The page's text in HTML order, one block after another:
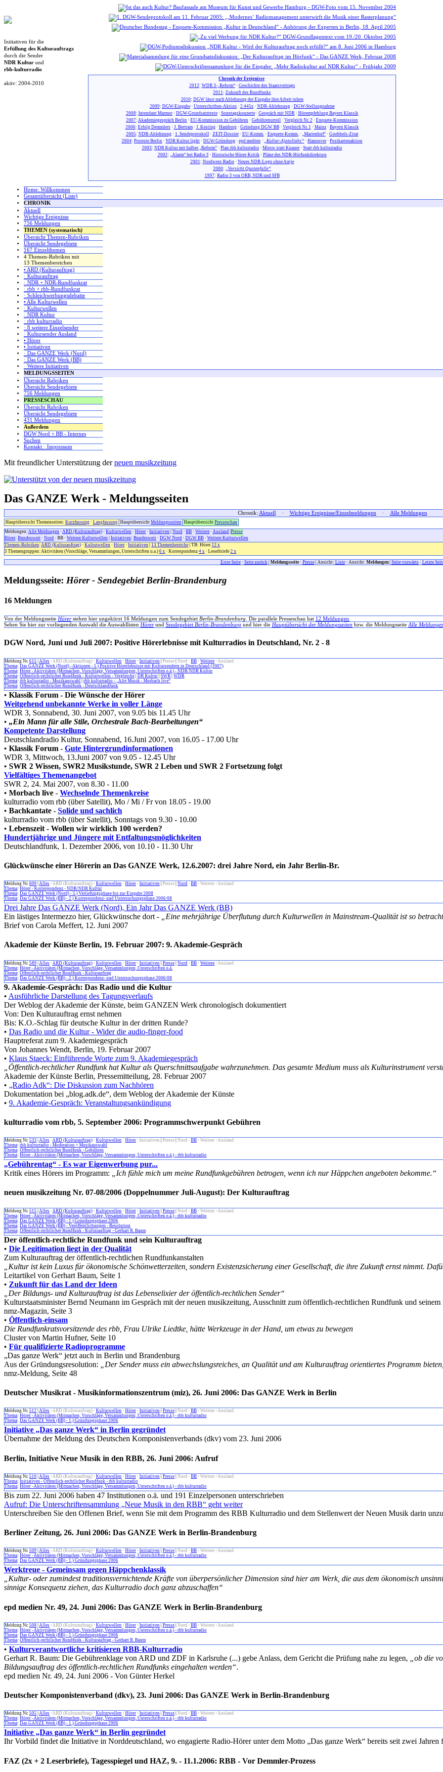
Initiativen für die
Erfüllung des Kulturauftrags
durch die Sender
NDR Kultur und
rbb-kulturradio
aktiv: 2004-2010
Chronik der Ereignisse
2012: WDR 3-„Reform“· Geschichte des Staatsvertrags
2011: Zukunft des Rundfunks
2010: DGW lässt nach Ablehnung der Eingabe ihre Arbeit ruhen
2009: DGW-Eingabe· Unterschriften-Aktion· 2.445x· NDR-Ablehnung· DGW-Stellungnahme
2008: Intendant Marmor· DGW-Grundsatztexte· Sonntagskonzerte· Gespräch mit NDR· Hörempfehlung Bayern Klassik
2007: Akademiegespräch Berlin · EU-Kommission zu Gebühren · Gebührenurteil · Vergleich Nr. 2 · Enquete-Kommission
2006: Erfolg Demmlers· J. Bertram· J. Kesting· Hamburg· Gründung DGW BB· Vergleich Nr. 1 · Mainz· Bayern Klassik
2005: NDR-Ablehnung· 1. Sendeprotokoll· ZEIT-Dossier· EU-Komm.· Enquete-Komm.· „Marienhof“· Goebbels-Zitat
2004: Proteste Berlin · NDR Kultur light · DGW-Gründung · epd medien · „Kultur-Ajatollahs“ · Hannover · Postkartenaktion
2003: NDR Kultur mit halber „Reform“ · Plan rbb kulturradio · Mirow statt Knauer · Start rbb kulturradio
2002: „Alarm“ bei Radio 3 · Historische Hörer-Kritik· Pläne des NDR-Hörfunkdirektors
2001: Nordwest-Radio· Neues NDR-Logo ohne Antje
2000: „Vorsicht Quotenfalle“
1997: Radio 3 von ORB, NDR und SFB
Home: Willkommen
Gesamtübersicht (Liste)
CHRONIK
Aktuell
Wichtige Ereignisse
756 Meldungen
THEMEN (systematisch)
Übersicht Themen-Rubriken
Übersicht Sendegebiete
167 Einzelthemen
4 Themen-Rubriken mit
13 Themenbereichen
• ARD (Kulturauftrag)
· Kulturauftrag
· NDR + NDR-Rundfunkrat
· rbb + rbb-Rundfunkrat
· Schleichwerbungsdebatte
• Alle Kulturwellen
· Kulturwellen
· NDR Kultur
· rbb kulturradio
· 8 weitere Einzelsender
· Kultursender Ausland
• Hörer
• Initiativen
· Das GANZE Werk (Nord)
· Das GANZE Werk (BB)
· Weitere Initiativen
MELDUNGSSEITEN
Übersicht Rubriken
Übersicht Sendegebiete
756 Meldungen
PRESSESCHAU
Übersicht Rubriken
Übersicht Sendegebiete
431 Meldungen
Außerdem
DGW Nord + BB - Internes
Suchen
Kontakt · Impressum
Mit freundlicher Unterstützung derneuen musikzeitung
Das GANZE Werk - Meldungsseiten
Chronik: Aktuell · Wichtige Ereignisse/Einzelmeldungen · Alle Meldungen
Hauptübersicht Themenseiten: Kurzfassung · Langfassung Hauptübersicht Meldungsseiten Hauptübersicht Presseschau
Meldungen: Alle Meldungen · ARD (Kulturauftrag) · Kulturwellen · Hörer · Initiativen Nord · BB · Weitere · Ausland Presse
Hörer: Bundesweit · Nord · BB · Weitere Kulturwellen Initiativen: Bundesweit · DGW Nord · DGW BB · Weitere Kulturwellen
Themen-Rubriken: ARD (Kulturauftrag) · Kulturwellen · Hörer · Initiativen 13 Themenbereiche | TB: Hörer 12 x
3 Themengruppen: Aktivitäten (Vorschläge, Versammlungen, Unterschriften u.a.) 6 x · Korrespondenz 4 x · Leserbriefe 2 x
Erste Seite· Seite zurück Meldungsseite· Presse| Ansicht: Liste· Ansicht: Meldungen| Seite vorwärts· Letzte
Meldungsseite: Hörer - Sendegebiet Berlin-Brandenburg
16 Meldungen
Von der Meldungsseite Hörerstehen hier ungekürzt 16 Meldungen zum Sendegebiet Berlin-Brandenburg . Die parallele Presseschau hat 12 Meldungen
Sehen Sie hier zur vorliegenden Auswahl die Auswahllisten Hörerund Sendegebiet Berlin-Brandenburg und hier die Hauptübersicht der Meldungsseiten bzw. die Meldungsseite Alle
DGW Nord, Juni und Juli 2007: Positive Hörerlebnisse mit Kulturradios in Deutschland, Nr. 2 - 8
Meldung Nr. 615 Alles · ARD (Kulturauftrag) · Kulturwellen · Hörer · Initiativen Presse Nord · BB · Weitere · Ausland
Thema: Das GANZE Werk (Nord) - Aktionen - 5.) Positive Hörerlebnisse mit Kultursendern in Deutschland (2007)
Thema: Hörer - Aktivitäten (Mitmachen, Vorschläge, Versammlungen, Unterschriften o.ä.) - NDR/NDR Kultur
Thema: Öffentlich-rechtlicher Rundfunk - Kulturwellen - Vergleiche DR Kultur SWR
WDR
Thema: rbb kulturradio - Musikauswahl
rbb kulturradio - „Alte Musik - Morbach live“
Thema: Öffentlich-rechtlicher Rundfunk - Deutschlandfunk
• Klassik Forum - Die Wünsche der Hörer
Weitgehend unbekannte Werke in voller Länge
WDR 3, Sonnabend, 30. Juni 2007, von 9.05 bis 11.45 Uhr
• „Ein Mann für alle Stile, Orchestrale Bach-Bearbeitungen“
Kompetente Darstellung
Deutschlandradio Kultur, Sonnabend, 16.Juni 2007, von 16.05 - 17.00 Uhr
• Klassik Forum - Gute Hintergrundinformationen
WDR 3, Mittwoch, 13.Juni 2007 von 9.05 - 12.45 Uhr
• SWR 2 Wissen, SWR2 Musikstunde, SWR 2 Leben und SWR 2 Fortsetzung folgt
Vielfältiges Themenangebot
SWR 2, 24. Mai 2007, von 8.30 - 11.00
• Morbach live - Wechselnde Themenkreise
kulturradio vom rbb (über Satellit), Mo / Mi / Fr von 18.05 - 19.00
• Bachkantate - Solide und sachlich
kulturradio vom rbb (über Satellit), Sonntags von 9.30 - 10.00
• Lebenszeit - Wollen wir wirklich 100 werden?
Hundertjährige und Jüngere mit Entfaltungsmöglichkeiten
Deutschlandfunk, 1. Dezember 2006, von 10.10 - 11.30 Uhr
Glückwünsche einer Hörerin an Das GANZE Werk, 12.6.2007: drei Jahre Nord, ein Jahr Berlin-Br.
Meldung Nr. 609 Alles · ARD (Kulturauftrag) · Kulturwellen · Hörer · Initiativen Presse Nord · BB · Weitere · Ausland
Thema: Hörer - Korrespondenz - NDR/NDR Kultur
Thema: Das GANZE Werk (Nord) - 5.) Vertiefungsphase bis zur Eingabe 2008
Thema: Das GANZE Werk (BB) - 2.) Korrespondenz- und Untersuchungsphase 2006/08
Drei Jahre Das GANZE Werk (Nord), Ein Jahr Das GANZE Werk (BB)
Ein lästiges Intermezzo hier, Glückwünsche dort -
„Eine mehrjährige Überflutung durch Kulturwellen in Mainstream-Qualität ist so
Brief von Carola Meffert, 12. Juni 2007
Akademie der Künste Berlin, 19. Februar 2007: 9. Akademie-Gespräch
Meldung Nr. 589 Alles · ARD (Kulturauftrag) · Kulturwellen · Hörer · Initiativen Presse Nord · BB · Weitere · Ausland
Thema: Hörer - Aktivitäten (Mitmachen, Vorschläge, Versammlungen, Unterschriften o.ä.
Thema: Öffentlich-rechtlicher Rundfunk - Kulturauftrag
Thema: Das GANZE Werk (BB) - 2.) Korrespondenz- und Untersuchungsphase 2006/08
9. Akademie-Gespräch: Das Radio und die Kultur
• Ausführliche Darstellung des Tagungsverlaufs
Der Weblog der Akademie der Künste, beim GANZEN Werk chronologisch dokumentiert
Von: Den Kulturauftrag ernst nehmen
Bis: K.O.-Schlag für deutsche Kultur in der dritten Runde?
• Das Radio und die Kultur - Wider die audio-finger-food
Hauptreferat zum 9. Akademiegespräch
Von Johannes Wendt, Berlin, 19. Februar 2007
• Klaus Staeck: Einführende Worte zum 9. Akademiegespräch
„Öffentlich-rechtlicher Rundfunk hat Kultur als Querschnittsaufgabe wahrzunehmen. Das gesamte Medium muss als Kulturinstrument
Akademie der Künste Berlin, Pressemitteilung, 28. Februar 2007
• „Radio Adk“: Die Diskussion zum Nachhören
Dokumentation bei „blog.adk.de“, dem Weblog der Akademie der Künste
• 9. Akademie-Gespräch: Veranstaltungsankündigung
kulturradio vom rbb, 5. September 2006: Programmschwerpunkt Gebühren
Meldung Nr. 533 Alles · ARD (Kulturauftrag) · Kulturwellen · Hörer · Initiativen Presse Nord · BB · Weitere · Ausland
Thema: rbb kulturradio - Moderation + Musikauswahl
Thema: Öffentlich-rechtlicher Rundfunk - Gebühren
Thema: Hörer - Aktivitäten (Mitmachen, Vorschläge, Versammlungen, Unterschriften o.ä.) - rbb kulturradio
„Gebührentag“ - Es war Eigenwerbung pur...
Kritik eines Hörers im Programm:
„Ich fühle mich um meine Rundfunkgebühren betrogen, wenn ich nur Häppchen angeboten bekomme.“
neuen musikzeitung Nr. 07-08/2006 (Doppelnummer Juli-August): Der Kulturauftrag
Meldung Nr. 515 Alles · ARD (Kulturauftrag) · Kulturwellen · Hörer · Initiativen Presse Nord · BB · Weitere · Ausland
Thema: Hörer - Aktivitäten (Mitmachen, Vorschläge, Versammlungen, Unterschriften o.ä.) - rbb kulturradio
Thema: Das GANZE Werk (BB) - 1.) Gründungsphase 2006
Thema: Das GANZE Werk (BB) - Veröffentlichungen - Resolution
Thema: Öffentlich-rechtlicher Rundfunk - Kulturauftrag - Gerhart R. Baum
Der öffentlich-rechtliche Rundfunk und sein Kulturauftrag
• Die Legitimation liegt in der Qualität
Zum Kulturauftrag der öffentlich-rechtlichen Rundfunkanstalten
„Kultur ist kein Luxus für ökonomische Schönwetterzeiten, sondern Existenzsicherung einer Gesellschaft, die ihre Zukunft ernst nimmt.
Leitartikel von Gerhart Baum, Seite 1
• Zukunft für das Land der Ideen
„Der Bildungs- und Kulturauftrag ist das Lebenselixier der öffentlich-rechtlichen Sender“
Kulturstaatsminister Bernd Neumann im Gespräch mit der neuen musikzeitung, Ausschnitt zum öffentlich-rechtlichen Rundfunk und
nmz-Magazin, Seite 3
• Öffentlich-einsam
Die Rundfunkratsvorsitzende des rbb, Frau Ulrike Liedtke, hätte Werkzeuge in der Hand, um etwas zu bewegen
Cluster von Martin Hufner, Seite 10
• Für qualifizierte Radioprogramme
„Das ganze Werk“ jetzt auch in Berlin und Brandenburg
Aus der Gründungsresolution:
„Der Sender muss ein abwechslungsreiches, an Qualität und am Kulturauftrag orientiertes Programm
nmz-Meldung, Seite 48
Deutscher Musikrat - Musikinformationszentrum (miz), 26. Juni 2006: Das GANZE Werk in Berlin
Meldung Nr. 512 Alles · ARD (Kulturauftrag) · Kulturwellen · Hörer · Initiativen Presse Nord · BB · Weitere · Ausland
Thema: Hörer - Aktivitäten (Mitmachen, Vorschläge, Versammlungen, Unterschriften o.ä.) - rbb kulturradio
Thema: Das GANZE Werk (BB) - 1.) Gründungsphase 2006
Initiative „Das ganze Werk“ in Berlin gegründet
Übernahme der Meldung des Deutschen Komponistenverbands (dkv) vom 23. Juni 2006
Berlin, Initiative Neue Musik in den RBB, 26. Juni 2006: Aufruf
Meldung Nr. 510 Alles · ARD (Kulturauftrag) · Kulturwellen · Hörer · Initiativen Presse Nord · BB · Weitere · Ausland
Thema: Initiativen - Öffentlich-rechtlicher Rundfunk - rbb kulturradio
Thema: Hörer - Aktivitäten (Mitmachen, Vorschläge, Versammlungen, Unterschriften o.ä.) - rbb kulturradio
Bis zum 22. Juni 2006 haben 47 Institutionen o.ä. und 191 Einzelpersonen unterschrieben
Aufruf: Die Unterschriftensammlung „Neue Musik in den RBB“ geht weiter
Unterschreiben Sie den Offenen Brief, wenn Sie mit dem Programm des RBB Kulturradio und dem Stellenwert der Neuen Musik darin
Berliner Zeitung, 26. Juni 2006: Das GANZE Werk in Berlin-Brandenburg
Meldung Nr. 509 Alles · ARD (Kulturauftrag) · Kulturwellen · Hörer · Initiativen Presse Nord · BB · Weitere · Ausland
Thema: Hörer - Aktivitäten (Mitmachen, Vorschläge, Versammlungen, Unterschriften o.ä.) - rbb kulturradio
Thema: Das GANZE Werk (BB) - 1.) Gründungsphase 2006
Werktreue - Gemeinsam gegen Häppchenklassik
„Kultur- oder zumindest traditionsvernichtende Kräfte von überpersönlicher Dimension sind hier am Werk, die aus dem ökonomisch
sinnige Konsequenz ziehen, das Kulturradio doch ganz abzuschaffen“
epd medien Nr. 49, 24. Juni 2006: Das GANZE Werk in Berlin-Brandenburg
Meldung Nr. 508 Alles · ARD (Kulturauftrag) · Kulturwellen · Hörer · Initiativen Presse Nord · BB · Weitere · Ausland
Thema: Hörer - Aktivitäten (Mitmachen, Vorschläge, Versammlungen, Unterschriften o.ä.) - rbb kulturradio
Thema: Das GANZE Werk (BB) - 1.) Gründungsphase 2006
Thema: Öffentlich-rechtlicher Rundfunk - Kulturauftrag - Gerhart R. Baum
• Kulturverantwortliche kritisieren RBB-Kulturradio
Gerhart R. Baum: Die Gebührenklage von ARD und ZDF in Karlsruhe (...) gebe Anlass, dem Gericht die Prüfung nahe zu legen,
„ob die
Bildungsauftrag des öffentlich-rechtlichen Rundfunks eingehalten werden“.
epd medien Nr. 49, 24. Juni 2006 - Von Günter Herkel
Deutscher Komponistenverband (dkv), 23. Juni 2006: Das GANZE Werk in Berlin-Brandenburg
Meldung Nr. 505 Alles · ARD (Kulturauftrag) · Kulturwellen · Hörer · Initiativen Presse Nord · BB · Weitere · Ausland
Thema: Hörer - Aktivitäten (Mitmachen, Vorschläge, Versammlungen, Unterschriften o.ä.) - rbb kulturradio
Thema: Das GANZE Werk (BB) - 1.) Gründungsphase 2006
Initiative „Das ganze Werk“ in Berlin gegründet
Ihr Vorbild findet die Initiative in Norddeutschland, wo engagierte Radio-Hörer unter dem Motto „Das ganze Werk“ bereits seit zwei
FAZ (2x + 2 Leserbriefe), Tagesspiegel und HAZ, 9. - 11.1.2006: RBB - Vor Demmler-Prozess